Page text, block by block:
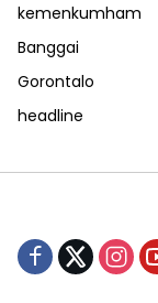
kemenkumham
Banggai
Gorontalo
headline